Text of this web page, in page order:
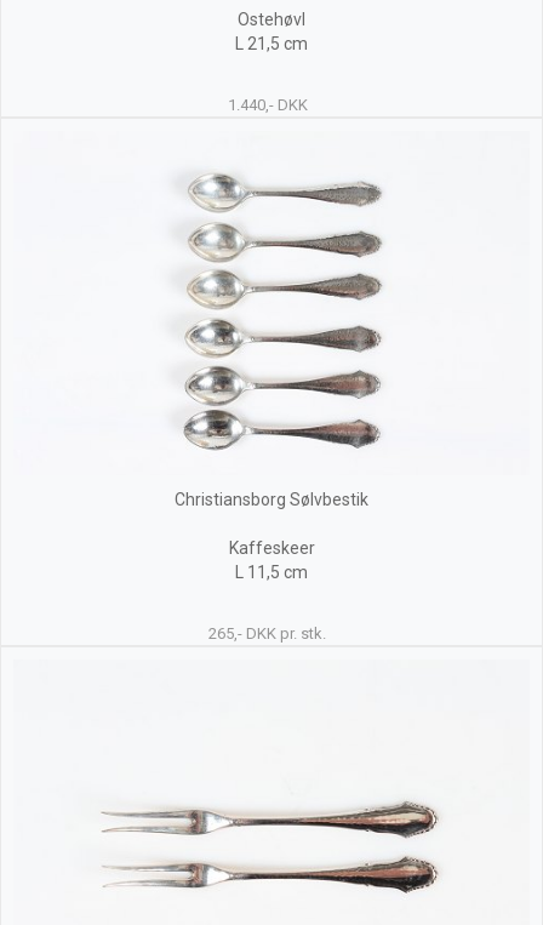
Ostehøvl
L 21,5 cm
1.440,- DKK
Christiansborg Sølvbestik
Kaffeskeer
L 11,5 cm
265,- DKK pr. stk.